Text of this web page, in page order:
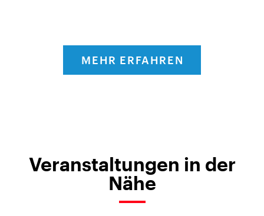
MEHR ERFAHREN
Veranstaltungen in der
Nähe